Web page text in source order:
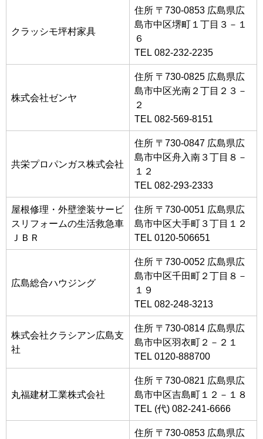
クラッシモ坪村家具
住所 〒730-0853 広島県広
島市中区堺町１丁目３－１
６
TEL 082-232-2235
株式会社ゼンヤ
住所 〒730-0825 広島県広
島市中区光南２丁目２３－
２
TEL 082-569-8151
共栄プロパンガス株式会社
住所 〒730-0847 広島県広
島市中区舟入南３丁目８－
１２
TEL 082-293-2333
屋根修理・外壁塗装サービ
スリフォームの生活救急車
ＪＢＲ
住所 〒730-0051 広島県広
島市中区大手町３丁目１２
TEL 0120-506651
広島総合ハウジング
住所 〒730-0052 広島県広
島市中区千田町２丁目８－
１９
TEL 082-248-3213
株式会社クラシアン広島支
社
住所 〒730-0814 広島県広
島市中区羽衣町２－２１
TEL 0120-888700
丸福建材工業株式会社
住所 〒730-0821 広島県広
島市中区吉島町１２－１８
TEL (代) 082-241-6666
住所 〒730-0853 広島県広